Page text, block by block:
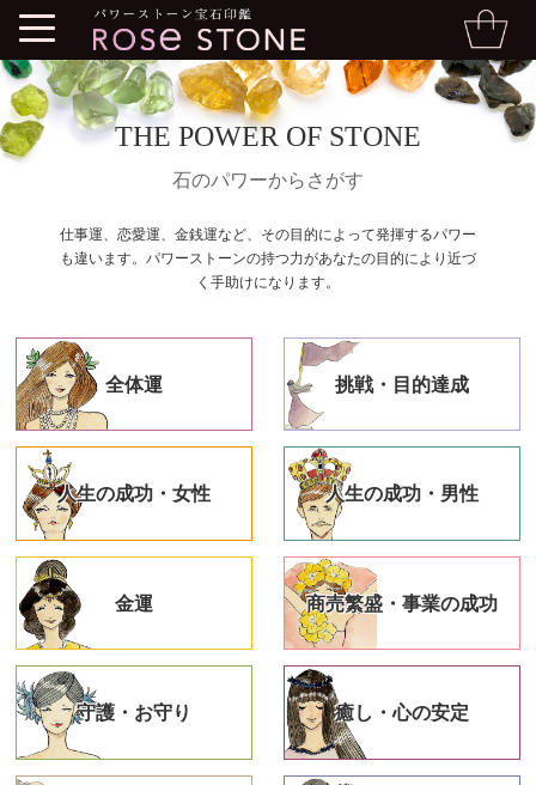
THE POWER OF STONE
石のパワーからさがす
仕事運、恋愛運、金銭運など、その目的によって発揮するパワー
も違います。パワーストーンの持つ力があなたの目的により近づ
く手助けになります。
全体運 挑戦・目的達成
人生の成功・女性 人生の成功・男性
金運 商売繁盛・事業の成功
守護・お守り 癒し・心の安定